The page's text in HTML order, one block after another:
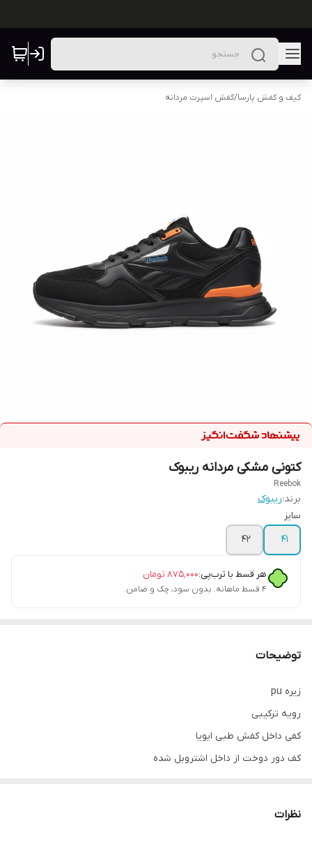
کیف و کفش پارسا/کفش اسپرت مردانه
کتونی مشکی مردانه ریبوک
Reebok
برند:ریبوک
سایز
41
42
هر قسط با ترب‌پی:۸۷۵٬۰۰۰ تومان
۴ قسط ماهانه. بدون سود، چک و ضامن.
توضیحات
زیره pu
رویه ترکیبی
کفی داخل کفش طبی ایویا
کف دور دوخت از داخل اشتروبل شده
کیفیت عالی
نظرات